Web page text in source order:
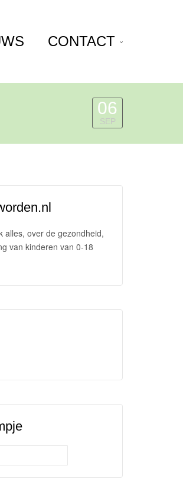
CONTACT
06
SEP
alles, over de gezondheid,
van kinderen van 0-18